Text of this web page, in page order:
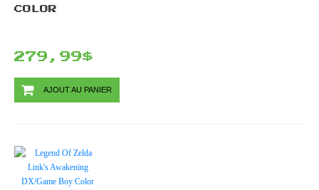
COLOR
279,99$
AJOUT AU PANIER